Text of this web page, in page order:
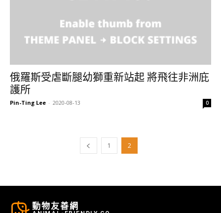
俄羅斯受虐斷腿幼獅重新站起 將飛往非洲庇
護所
Pin-Ting Lee - 2020-08-13 0
1 2
動物友善網